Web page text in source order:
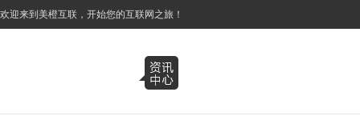
欢迎来到美橙互联，开始您的互联网之旅！